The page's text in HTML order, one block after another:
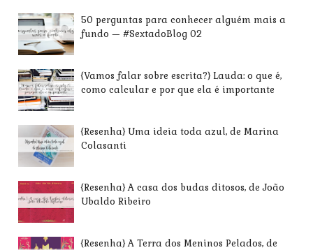
50 perguntas para conhecer alguém mais a
fundo — #SextadoBlog 02
{Vamos falar sobre escrita?} Lauda: o que é,
como calcular e por que ela é importante
{Resenha} Uma ideia toda azul, de Marina
Colasanti
{Resenha} A casa dos budas ditosos, de João
Ubaldo Ribeiro
{Resenha} A Terra dos Meninos Pelados, de